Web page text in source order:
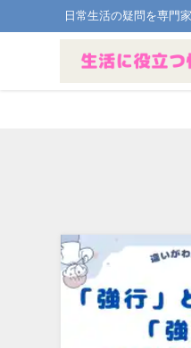
日常生活の疑問を専門